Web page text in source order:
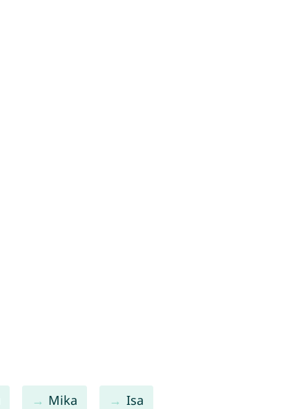
Mika Isa